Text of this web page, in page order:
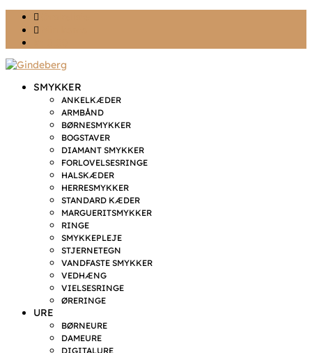
SMYKKER
ANKELKÆDER
ARMBÅND
BØRNESMYKKER
BOGSTAVER
DIAMANT SMYKKER
FORLOVELSESRINGE
HALSKÆDER
HERRESMYKKER
STANDARD KÆDER
MARGUERITSMYKKER
RINGE
SMYKKEPLEJE
STJERNETEGN
VANDFASTE SMYKKER
VEDHÆNG
VIELSESRINGE
ØRERINGE
URE
BØRNEURE
DAMEURE
DIGITALURE